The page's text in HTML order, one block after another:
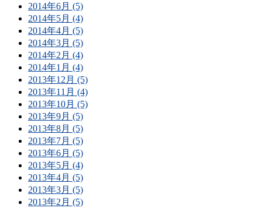
2014年6月 (5)
2014年5月 (4)
2014年4月 (5)
2014年3月 (5)
2014年2月 (4)
2014年1月 (4)
2013年12月 (5)
2013年11月 (4)
2013年10月 (5)
2013年9月 (5)
2013年8月 (5)
2013年7月 (5)
2013年6月 (5)
2013年5月 (4)
2013年4月 (5)
2013年3月 (5)
2013年2月 (5)